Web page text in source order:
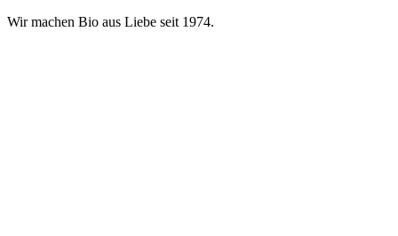
Wir machen Bio aus Liebe seit 1974.